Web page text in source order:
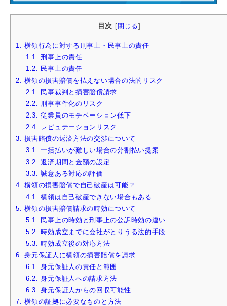
目次 閉じる
1.
横領行為に対する刑事上・民事上の責任
1.1.
刑事上の責任
1.2.
民事上の責任
2.
横領の損害賠償を払えない場合の法的リスク
2.1.
民事裁判と損害賠償請求
2.2.
刑事事件化のリスク
2.3.
従業員のモチベーション低下
2.4.
レピュテーションリスク
3.
損害賠償の返済方法の交渉について
3.1.
一括払いが難しい場合の分割払い提案
3.2.
返済期間と金額の設定
3.3.
誠意ある対応の評価
4.
横領の損害賠償で自己破産は可能？
4.1.
横領は自己破産できない場合もある
5.
横領の損害賠償請求の時効について
5.1.
民事上の時効と刑事上の公訴時効の違い
5.2.
時効成立までに会社がとりうる法的手段
5.3.
時効成立後の対応方法
6.
身元保証人に横領の損害賠償を請求
6.1.
身元保証人の責任と範囲
6.2.
身元保証人への請求方法
6.3.
身元保証人からの回収可能性
7.
横領の証拠に必要なものと方法